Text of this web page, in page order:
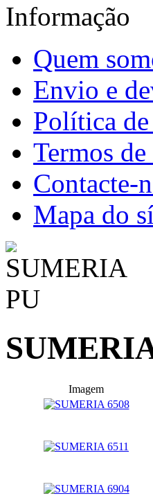
Informação
Quem
Envio e
Política
Termos
Contacte-
Mapa do
Imagem